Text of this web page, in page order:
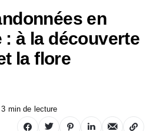
en
: à la découverte
la flore
3 min de lecture